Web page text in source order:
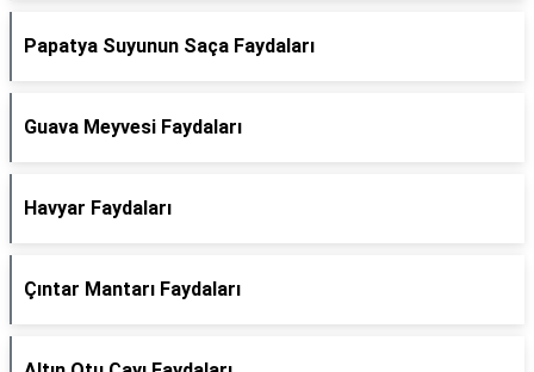
Papatya Suyunun Saça Faydaları
Guava Meyvesi Faydaları
Havyar Faydaları
Çıntar Mantarı Faydaları